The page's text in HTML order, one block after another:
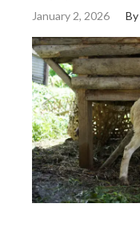
January 2, 2026 By